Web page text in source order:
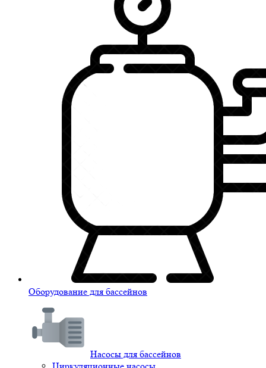
Оборудование для бассейнов
Насосы для бассейнов